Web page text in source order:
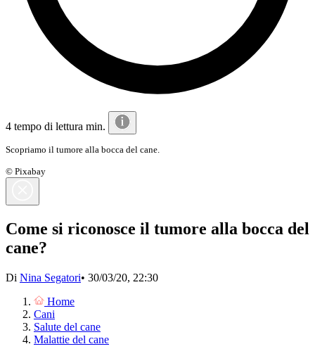
4 tempo di lettura min.
Scopriamo il tumore alla bocca del cane.
© Pixabay
Come si riconosce il tumore alla bocca del
cane?
Di Nina Segatori• 30/03/20, 22:30
Home
Cani
Salute del cane
Malattie del cane